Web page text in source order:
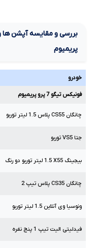
بررسی و مقایسه آپشن ها
پریمیوم
خودرو
فونیکس تیگو 7 پرو پریمیوم
چانگان CS55 پلاس 1.5 لیتر توربو
جتا VS5 توربو
بیجینگ X55
1.5 لیتر توربو دو رنگ
چانگان CS35 پلاس تیپ2
ونوسیا وی آنلاین 1.5 لیتر توربو
فیدلیتی الیت تیپ 1 پنج نفره